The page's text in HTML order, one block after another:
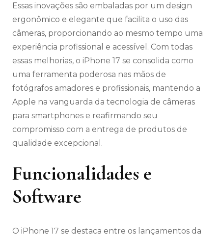
Essas inovações são embaladas por um design
ergonômico e elegante que facilita o uso das
câmeras, proporcionando ao mesmo tempo uma
experiência profissional e acessível. Com todas
essas melhorias, o iPhone 17 se consolida como
uma ferramenta poderosa nas mãos de
fotógrafos amadores e profissionais, mantendo a
Apple na vanguarda da tecnologia de câmeras
para smartphones e reafirmando seu
compromisso com a entrega de produtos de
qualidade excepcional.
Funcionalidades e
Software
O iPhone 17 se destaca entre os lançamentos da